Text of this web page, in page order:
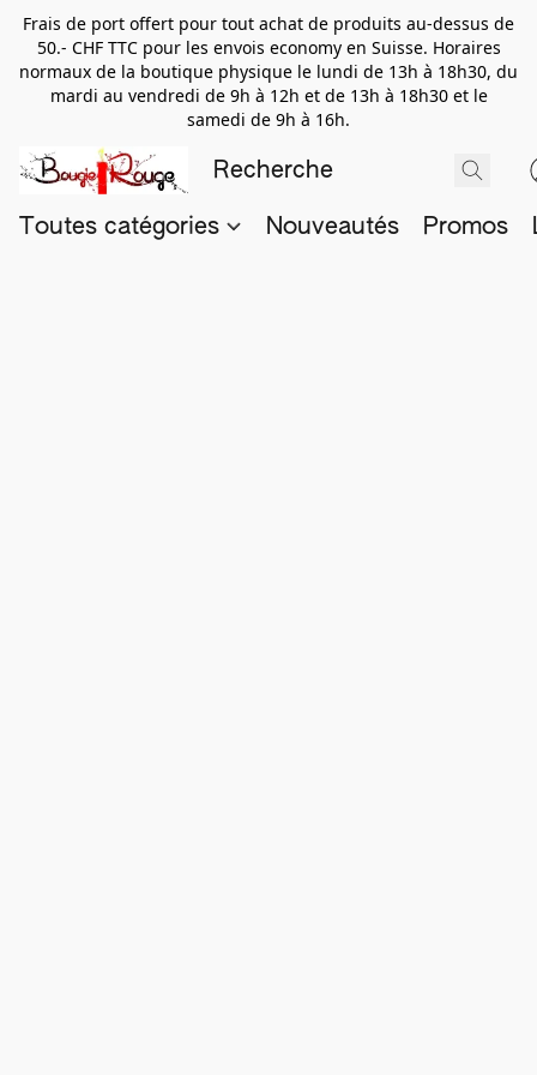
Frais de port offert pour tout achat de produits au-dessus de
50.- CHF TTC pour les envois economy en Suisse. Horaires
normaux de la boutique physique le lundi de 13h à 18h30, du
mardi au vendredi de 9h à 12h et de 13h à 18h30 et le
samedi de 9h à 16h.
Toutes catégories Nouveautés Promos